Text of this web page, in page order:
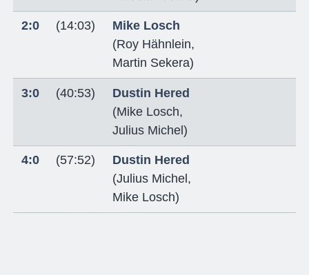
2:0 (14:03)
Mike Losch
(Roy Hähnlein,
Martin Sekera)
3:0 (40:53)
Dustin Hered
(Mike Losch,
Julius Michel)
4:0 (57:52)
Dustin Hered
(Julius Michel,
Mike Losch)